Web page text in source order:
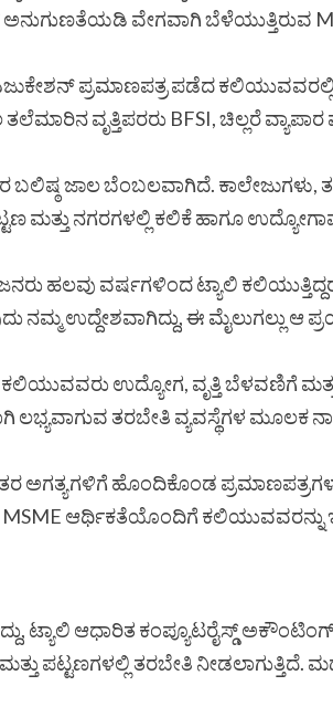
ವೇಗವಾಗಿ ಬೆಳೆಯುತ್ತಿರುವ
ಪ್ರಮಾಣಪತ್ರ ಪಡೆದ
ವೃತ್ತಿಪರರು BFSI, ಚಿಲ್ಲರೆ ವ್ಯಾಪಾರ
ಬಲಿಷ್ಠ ಜಾಲ ಬೆಂಬಲವಾಗಿದೆ.
ಮತ್ತು ನಗರಗಳಲ್ಲಿ ಕಲಿಕೆ ಹಾಗೂ
ಹಲವು ವರ್ಷಗಳಿಂದ ಟ್ಯಾಲಿ
ನಮ್ಮ ಉದ್ದೇಶವಾಗಿದ್ದು, ಈ ಮೈಲುಗಲ್ಲು ಆ
ಉದ್ಯೋಗ, ವೃತ್ತಿ ಬೆಳವಣಿಗೆ ಮತ್ತು
ಲಭ್ಯವಾಗುವ ತರಬೇತಿ ವ್ಯವಸ್ಥೆಗಳ ಮೂಲಕ
ಹೊಂದಿಕೊಂಡ
ಆರ್ಥಿಕತೆಯೊಂದಿಗೆ ಕಲಿಯುವವರನ್ನು
ಟ್ಯಾಲಿ ಆಧಾರಿತ ಕಂಪ್ಯೂಟರೈಸ್ಡ್ ಅಕೌಂಟಿಂಗ್
ಪಟ್ಟಣಗಳಲ್ಲಿ ತರಬೇತಿ ನೀಡಲಾಗುತ್ತಿದೆ.